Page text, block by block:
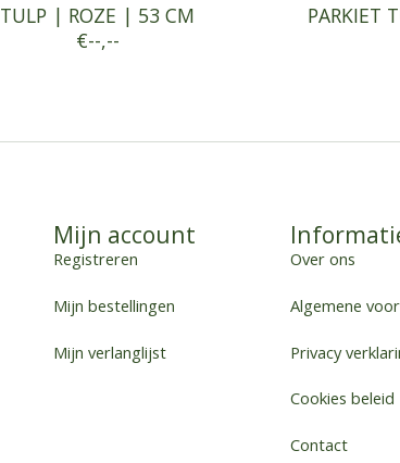
TULP | ROZE | 53 CM
€--,--
PARKIET
Mijn account
Registreren
Mijn bestellingen
Mijn verlanglijst
Over ons
Algemene
Privacy
Cookies beleid
Contact